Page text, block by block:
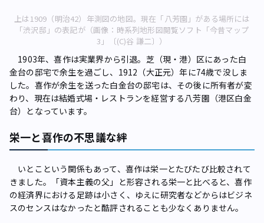
上は1909（明治42）年測図の地図。現在「八芳園」がある場所には
「渋沢邸」の表記が（画像：時系列地形図閲覧ソフト「今昔マップ
3」〔(C)谷 謙二〕）
1903年、喜作は実業界から引退。芝（現・港）区にあった白
金台の邸宅で余生を過ごし、1912（大正元）年に74歳で没しま
した。喜作が余生を送った白金台の邸宅は、その後に所有者が変
わり、現在は結婚式場・レストランを経営する八芳園（港区白金
台）となっています。
栄一と喜作の不思議な絆
いとこという関係もあって、喜作は栄一とたびたび比較されて
きました。「資本主義の父」と形容される栄一と比べると、喜作
の経済界における足跡は小さく、ゆえに研究者などからはビジネ
スのセンスはなかったと酷評されることも少なくありません。